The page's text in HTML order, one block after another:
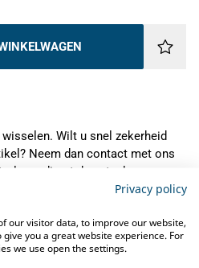
Wilt u snel zekerheid
Neem dan contact met ons
direct de actuele
zodat u precies weet waar
binnen1-3 werkdagen
Privacy policy
our visitor data, to improve our website,
you a great website experience. For
we use open the settings.